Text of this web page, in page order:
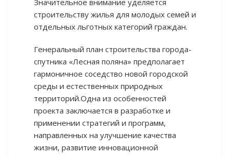
Значительное внимание уделяется
строительству жилья для молодых семей и
отдельных льготных категорий граждан.
Генеральный план строительства города-
спутника «Лесная поляна» предполагает
гармоничное соседство новой городской
среды и естественных природных
территорий.Одна из особенностей
проекта заключается в разработке и
применении стратегий и программ,
направленных на улучшение качества
жизни, развитие инновационной